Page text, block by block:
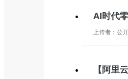
AI时代
上传者： 公
【阿里